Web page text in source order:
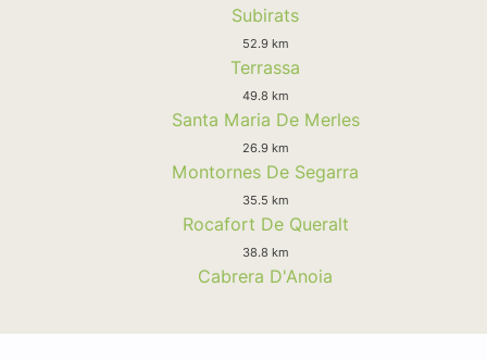
Subirats
52.9 km
Terrassa
49.8 km
Santa Maria De Merles
26.9 km
Montornes De Segarra
35.5 km
Rocafort De Queralt
38.8 km
Cabrera D'Anoia